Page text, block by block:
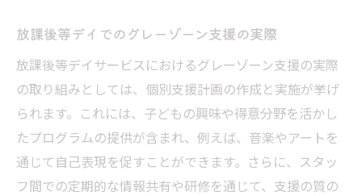
放課後等デイでのグレーゾーン支援の実際
放課後等デイサービスにおけるグレーゾーン支援の実際
の取り組みとしては、個別支援計画の作成と実施が挙げ
られます。これには、子どもの興味や得意分野を活かし
たプログラムの提供が含まれ、例えば、音楽やアートを
通じて自己表現を促すことができます。さらに、スタッ
フ間での定期的な情報共有や研修を通じて、支援の質の